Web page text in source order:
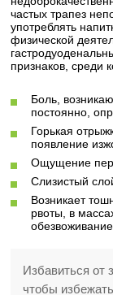
частых трапез
употреблять
физической
признаков, среди
Боль,
постоянно,
Горькая
появление
Ощущение
Слизистый
Возникает
рвоты, в
обезвоживание.
Избавиться от
чтобы